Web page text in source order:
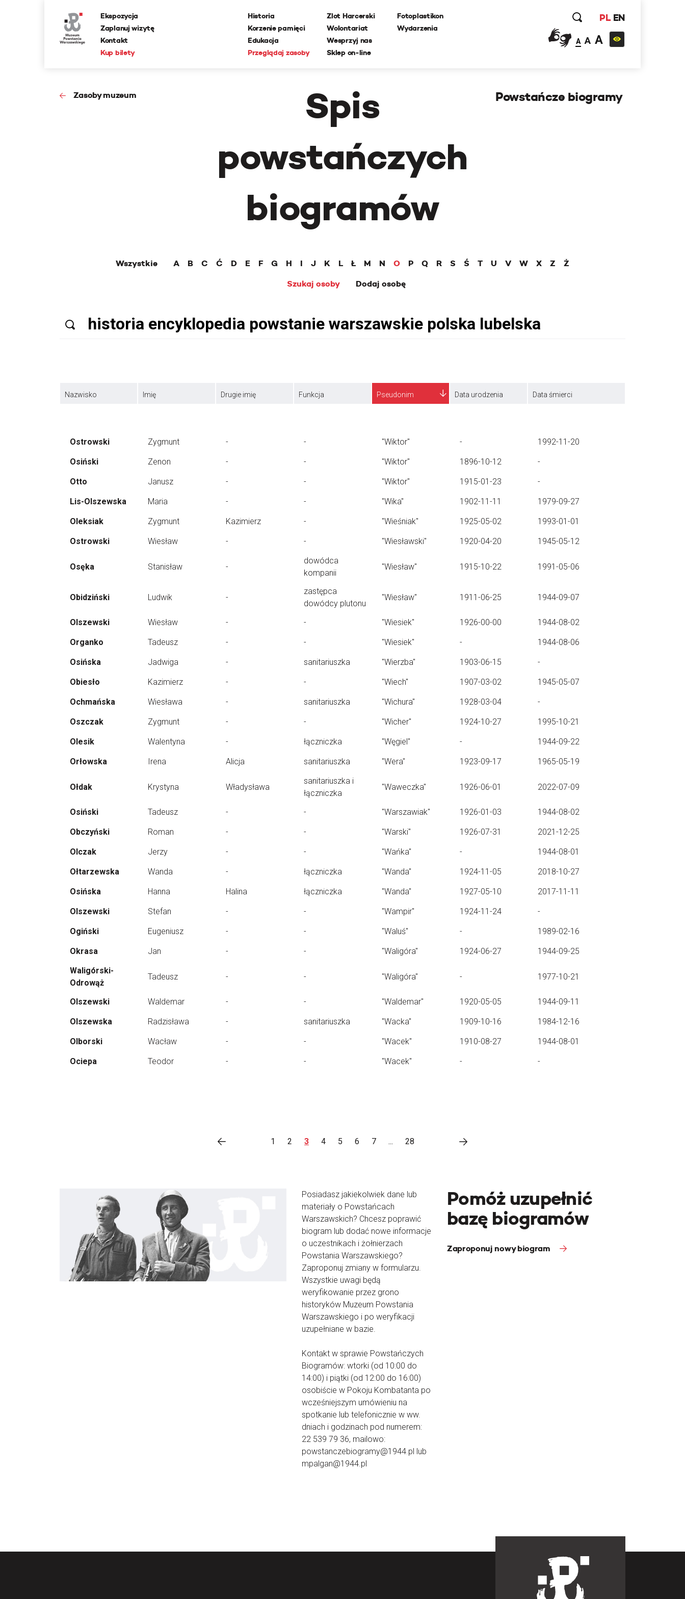
Ekspozycja
Zaplanuj wizytę
Kontakt
Kup bilety
Historia
Korzenie pamięci
Edukacja
Przeglądaj zasoby
Zlot Harcerski
Wolontariat
Wesprzyj nas
Sklep on-line
Fotoplastikon
Wydarzenia
PL EN
A A A
Zasoby muzeum
Spis
powstańczych
biogramów
Powstańcze biogramy
Wszystkie A B C Ć D E F G H I J K L Ł M N O P Q R S Ś T U V W X Z
Ż
Szukaj osoby
Dodaj osobę
Nazwisko Imię Drugie imię Funkcja Pseudonim Data urodzenia Data śmierci
Ostrowski Zygmunt - - "Wiktor" - 1992-11-20
Osiński Zenon - - "Wiktor" 1896-10-12 -
Otto Janusz - - "Wiktor" 1915-01-23 -
Lis-Olszewska Maria - - "Wika" 1902-11-11 1979-09-27
Oleksiak Zygmunt Kazimierz - "Wieśniak" 1925-05-02 1993-01-01
Ostrowski Wiesław - - "Wiesławski" 1920-04-20 1945-05-12
Osęka Stanisław -
dowódca
kompanii
"Wiesław" 1915-10-22 1991-05-06
Obidziński Ludwik -
zastępca
dowódcy plutonu
"Wiesław" 1911-06-25 1944-09-07
Olszewski Wiesław - - "Wiesiek" 1926-00-00 1944-08-02
Organko Tadeusz - - "Wiesiek" - 1944-08-06
Osińska Jadwiga - sanitariuszka "Wierzba" 1903-06-15 -
Obiesło Kazimierz - - "Wiech" 1907-03-02 1945-05-07
Ochmańska Wiesława - sanitariuszka "Wichura" 1928-03-04 -
Oszczak Zygmunt - - "Wicher" 1924-10-27 1995-10-21
Olesik Walentyna - łączniczka "Węgiel" - 1944-09-22
Orłowska Irena Alicja sanitariuszka "Wera" 1923-09-17 1965-05-19
Ołdak Krystyna Władysława
sanitariuszka i
łączniczka
"Waweczka" 1926-06-01 2022-07-09
Osiński Tadeusz - - "Warszawiak" 1926-01-03 1944-08-02
Obczyński Roman - - "Warski" 1926-07-31 2021-12-25
Olczak Jerzy - - "Wańka" - 1944-08-01
Ołtarzewska Wanda - łączniczka "Wanda" 1924-11-05 2018-10-27
Osińska Hanna Halina łączniczka "Wanda" 1927-05-10 2017-11-11
Olszewski Stefan - - "Wampir" 1924-11-24 -
Ogiński Eugeniusz - - "Waluś" - 1989-02-16
Okrasa Jan - - "Waligóra" 1924-06-27
1944-09-25
Waligórski-
Odrowąż
Tadeusz - - "Waligóra" - 1977-10-21
Olszewski Waldemar - - "Waldemar" 1920-05-05 1944-09-11
Olszewska Radzisława - sanitariuszka "Wacka" 1909-10-16 1984-12-16
Olborski Wacław - - "Wacek" 1910-08-27 1944-08-01
Ociepa Teodor - - "Wacek" - -
1 2 3 4 5 6 7 ... 28
Posiadasz jakiekolwiek dane lub
materiały o Powstańcach
Warszawskich? Chcesz poprawić
biogram lub dodać nowe informacje
o uczestnikach i żołnierzach
Powstania Warszawskiego?
Zaproponuj zmiany w formularzu.
Wszystkie uwagi będą
weryfikowanie przez grono
historyków Muzeum Powstania
Warszawskiego i po weryfikacji
uzupełniane w bazie.
Kontakt w sprawie Powstańczych
Biogramów: wtorki (od 10:00 do
14:00) i piątki (od 12:00 do 16:00)
osobiście w Pokoju Kombatanta po
wcześniejszym umówieniu na
spotkanie lub telefonicznie w ww.
dniach i godzinach pod numerem:
22 539 79 36, mailowo:
powstanczebiogramy@1944.pl lub
mpalgan@1944.pl
Pomóż uzupełnić
bazę biogramów
Zaproponuj nowy biogram